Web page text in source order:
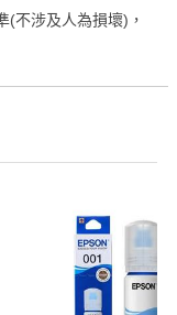
(不涉及人為損壞)，